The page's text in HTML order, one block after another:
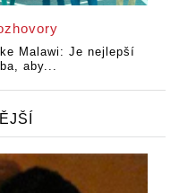
Malawi: Je nejlepší
aby...